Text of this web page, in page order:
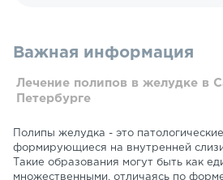
Важная информация
Лечение полипов в желудке в
Петербурге
Полипы желудка - это
формирующиеся на внутренней
Такие образования могут быть как
множественными, отличаясь по